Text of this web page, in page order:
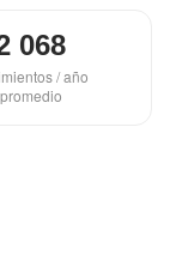
068
/ año
promedio